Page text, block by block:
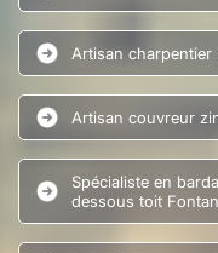
Artisan charpentier
Artisan couvreur
Spécialiste en
dessous toit